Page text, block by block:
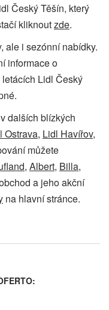
Český Těšín, který
kliknoutzde.
ale i sezónní nabídky.
informace o
Lidl Český
dalších blízkých
Ostrava, Lidl Havířov,
můžete
, Albert, Billa,
a jeho akční
na hlavní stránce.